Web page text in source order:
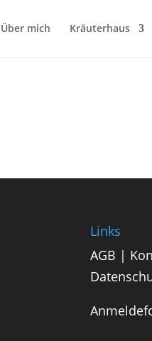
Über mich Kräuterhaus
Links
AGB |